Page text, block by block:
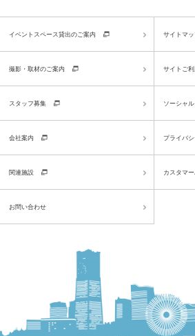
イベントスペース貸出のご案内
撮影・取材のご案内
スタッフ募集
会社案内
関連施設
お問い合わせ
サイトマ
サイトご
ソーシャ
プライバ
カスタマ